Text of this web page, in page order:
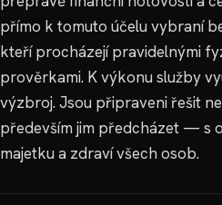
přímo k tomuto účelu vybraní
kteří procházejí pravidelnými
prověrkami. K výkonu služby
výzbroj. Jsou připraveni řešit
především jim předcházet — s
majetku a zdraví všech osob.